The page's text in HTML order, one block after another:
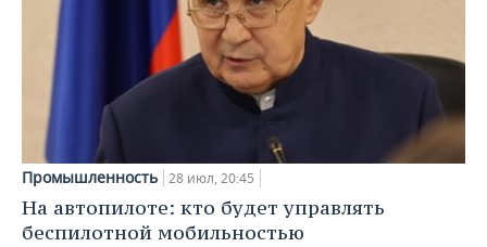
Промышленность 28 июл, 20:45
На автопилоте: кто будет управлять
беспилотной мобильностью